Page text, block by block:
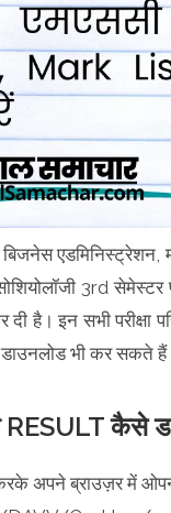
एडमिनिस्ट्रेशन,
3rd सेमेस्टर
है। इन सभी परीक्षा
भी कर सकते
कैसे
अपने ब्राउज़र में